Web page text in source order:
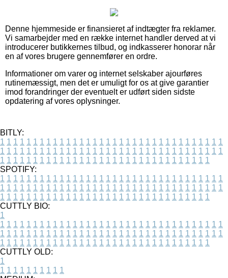
Denne hjemmeside er finansieret af indtægter fra reklamer.
Vi samarbejder med en række internet handler derved at vi
introducerer butikkernes tilbud, og indkasserer honorar når
en af vores brugere gennemfører en ordre.
Informationer om varer og internet selskaber ajourføres
rutinemæssigt, men det er umuligt for os at give garantier
imod forandringer der eventuelt er udført siden sidste
opdatering af vores oplysninger.
BITLY:
1 1 1 1 1 1 1 1 1 1 1 1 1 1 1 1 1 1 1 1 1 1 1 1 1 1 1 1 1 1 1 1 1 1
1 1 1 1 1 1 1 1 1 1 1 1 1 1 1 1 1 1 1 1 1 1 1 1 1 1 1 1 1 1 1 1 1 1
1 1 1 1 1 1 1 1 1 1 1 1 1 1 1 1 1 1 1 1 1 1 1 1 1 1 1 1 1 1 1 1
SPOTIFY:
1 1 1 1 1 1 1 1 1 1 1 1 1 1 1 1 1 1 1 1 1 1 1 1 1 1 1 1 1 1 1 1 1 1
1 1 1 1 1 1 1 1 1 1 1 1 1 1 1 1 1 1 1 1 1 1 1 1 1 1 1 1 1 1 1 1 1 1
1 1 1 1 1 1 1 1 1 1 1 1 1 1 1 1 1 1 1 1 1 1 1 1 1 1 1 1 1 1 1 1
CUTTLY BIO:
1
1 1 1 1 1 1 1 1 1 1 1 1 1 1 1 1 1 1 1 1 1 1 1 1 1 1 1 1 1 1 1 1 1 1
1 1 1 1 1 1 1 1 1 1 1 1 1 1 1 1 1 1 1 1 1 1 1 1 1 1 1 1 1 1 1 1 1 1
1 1 1 1 1 1 1 1 1 1 1 1 1 1 1 1 1 1 1 1 1 1 1 1 1 1 1 1 1 1 1 1
CUTTLY OLD:
1
1 1 1 1 1 1 1 1 1 1